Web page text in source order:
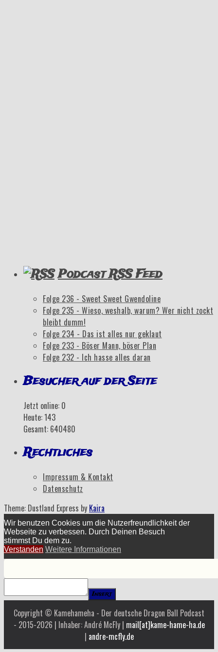
Podcast RSS Feed
Folge 236 - Sweet Sweet Gwendoline
Folge 235 - Wieso, weshalb, warum? Wer nicht zockt
bleibt dumm!
Folge 234 - Das ist alles nur geklaut
Folge 233 - Böser Mann, böser Plan
Folge 232 - Ich hasse alles daran
Besucher auf der Seite
Jetzt online: 0
Heute: 143
Gesamt: 640480
Rechtliches
Impressum & Kontakt
Datenschutz
Theme: Dustland Express by Kaira
Wir benutzen Cookies um die Nutzerfreundlichkeit der
Webseite zu verbessen. Durch Deinen Besuch
stimmst Du dem zu.
Verstanden Weitere Informationen
Insert
Copyright © Kamehameha - Der deutsche Dragon Ball Podcast
- 2015-2026 | Inhaber: André McFly | mail[at]kame-hame-ha.de
| andre-mcfly.de